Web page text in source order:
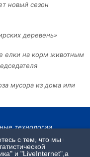
новый сезон
деревень»
елки на корм животным
мусора из дома или
технологии
Все права охраняются
сайтах, обязательна
с тем, что мы
и "LiveInternet",а